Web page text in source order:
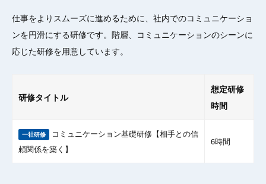
仕事をよりスムーズに進めるために、社内でのコミュニケーショ
ンを円滑にする研修です。階層、コミュニケーションのシーンに
応じた研修を用意しています。
研修タイトル
想定研修
時間
一社研修 コミュニケーション基礎研修【相手との信
頼関係を築く】
6時間